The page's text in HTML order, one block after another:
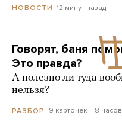
НОВОСТИ 12 минут назад
Говорят, баня
Это правда?
А полезно ли туда
нельзя?
РАЗБОР 9 карточек 8